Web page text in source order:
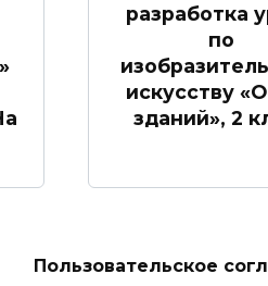
разработка
по
искусству
зданий», 2
Пользовательское